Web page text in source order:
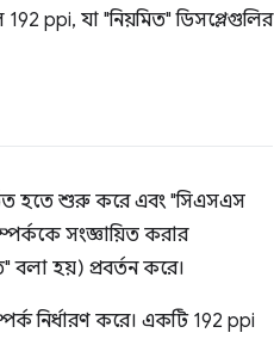
ppi, যা "নিয়মিত" ডিসপ্লেগুলির
হতে শুরু করে এবং "সিএসএস
সংজ্ঞায়িত করার
হয়) প্রবর্তন করে।
নির্ধারণ করে। একটি 192 ppi